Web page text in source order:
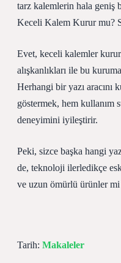
tarz kalemlerin hala geniş
Keceli Kalem Kurur mu?
Evet, keceli kalemler
alışkanlıkları ile bu
Herhangi bir yazı aracını
göstermek, hem kullanım
deneyimini iyileştirir.
Peki, sizce başka hangi
de, teknoloji ilerledikçe
ve uzun ömürlü ürünler mi
Tarih: Makaleler